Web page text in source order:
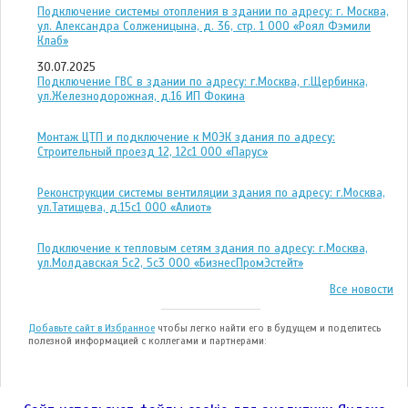
Подключение системы отопления в здании по адресу: г. Москва,
ул. Александра Солженицына, д. 36, стр. 1 ООО «Роял Фэмили
Клаб»
30.07.2025
Подключение ГВС в здании по адресу: г.Москва, г.Щербинка,
ул.Железнодорожная, д.16 ИП Фокина
Монтаж ЦТП и подключение к МОЭК здания по адресу:
Строительный проезд 12, 12с1 ООО «Парус»
Реконструкции системы вентиляции здания по адресу: г.Москва,
ул.Татищева, д.15с1 ООО «Алиот»
Подключение к тепловым сетям здания по адресу: г.Москва,
ул.Молдавская 5с2, 5с3 ООО «БизнесПромЭстейт»
Все новости
Добавьте сайт в Избранное чтобы легко найти его в будущем и поделитесь
полезной информацией с коллегами и партнерами: